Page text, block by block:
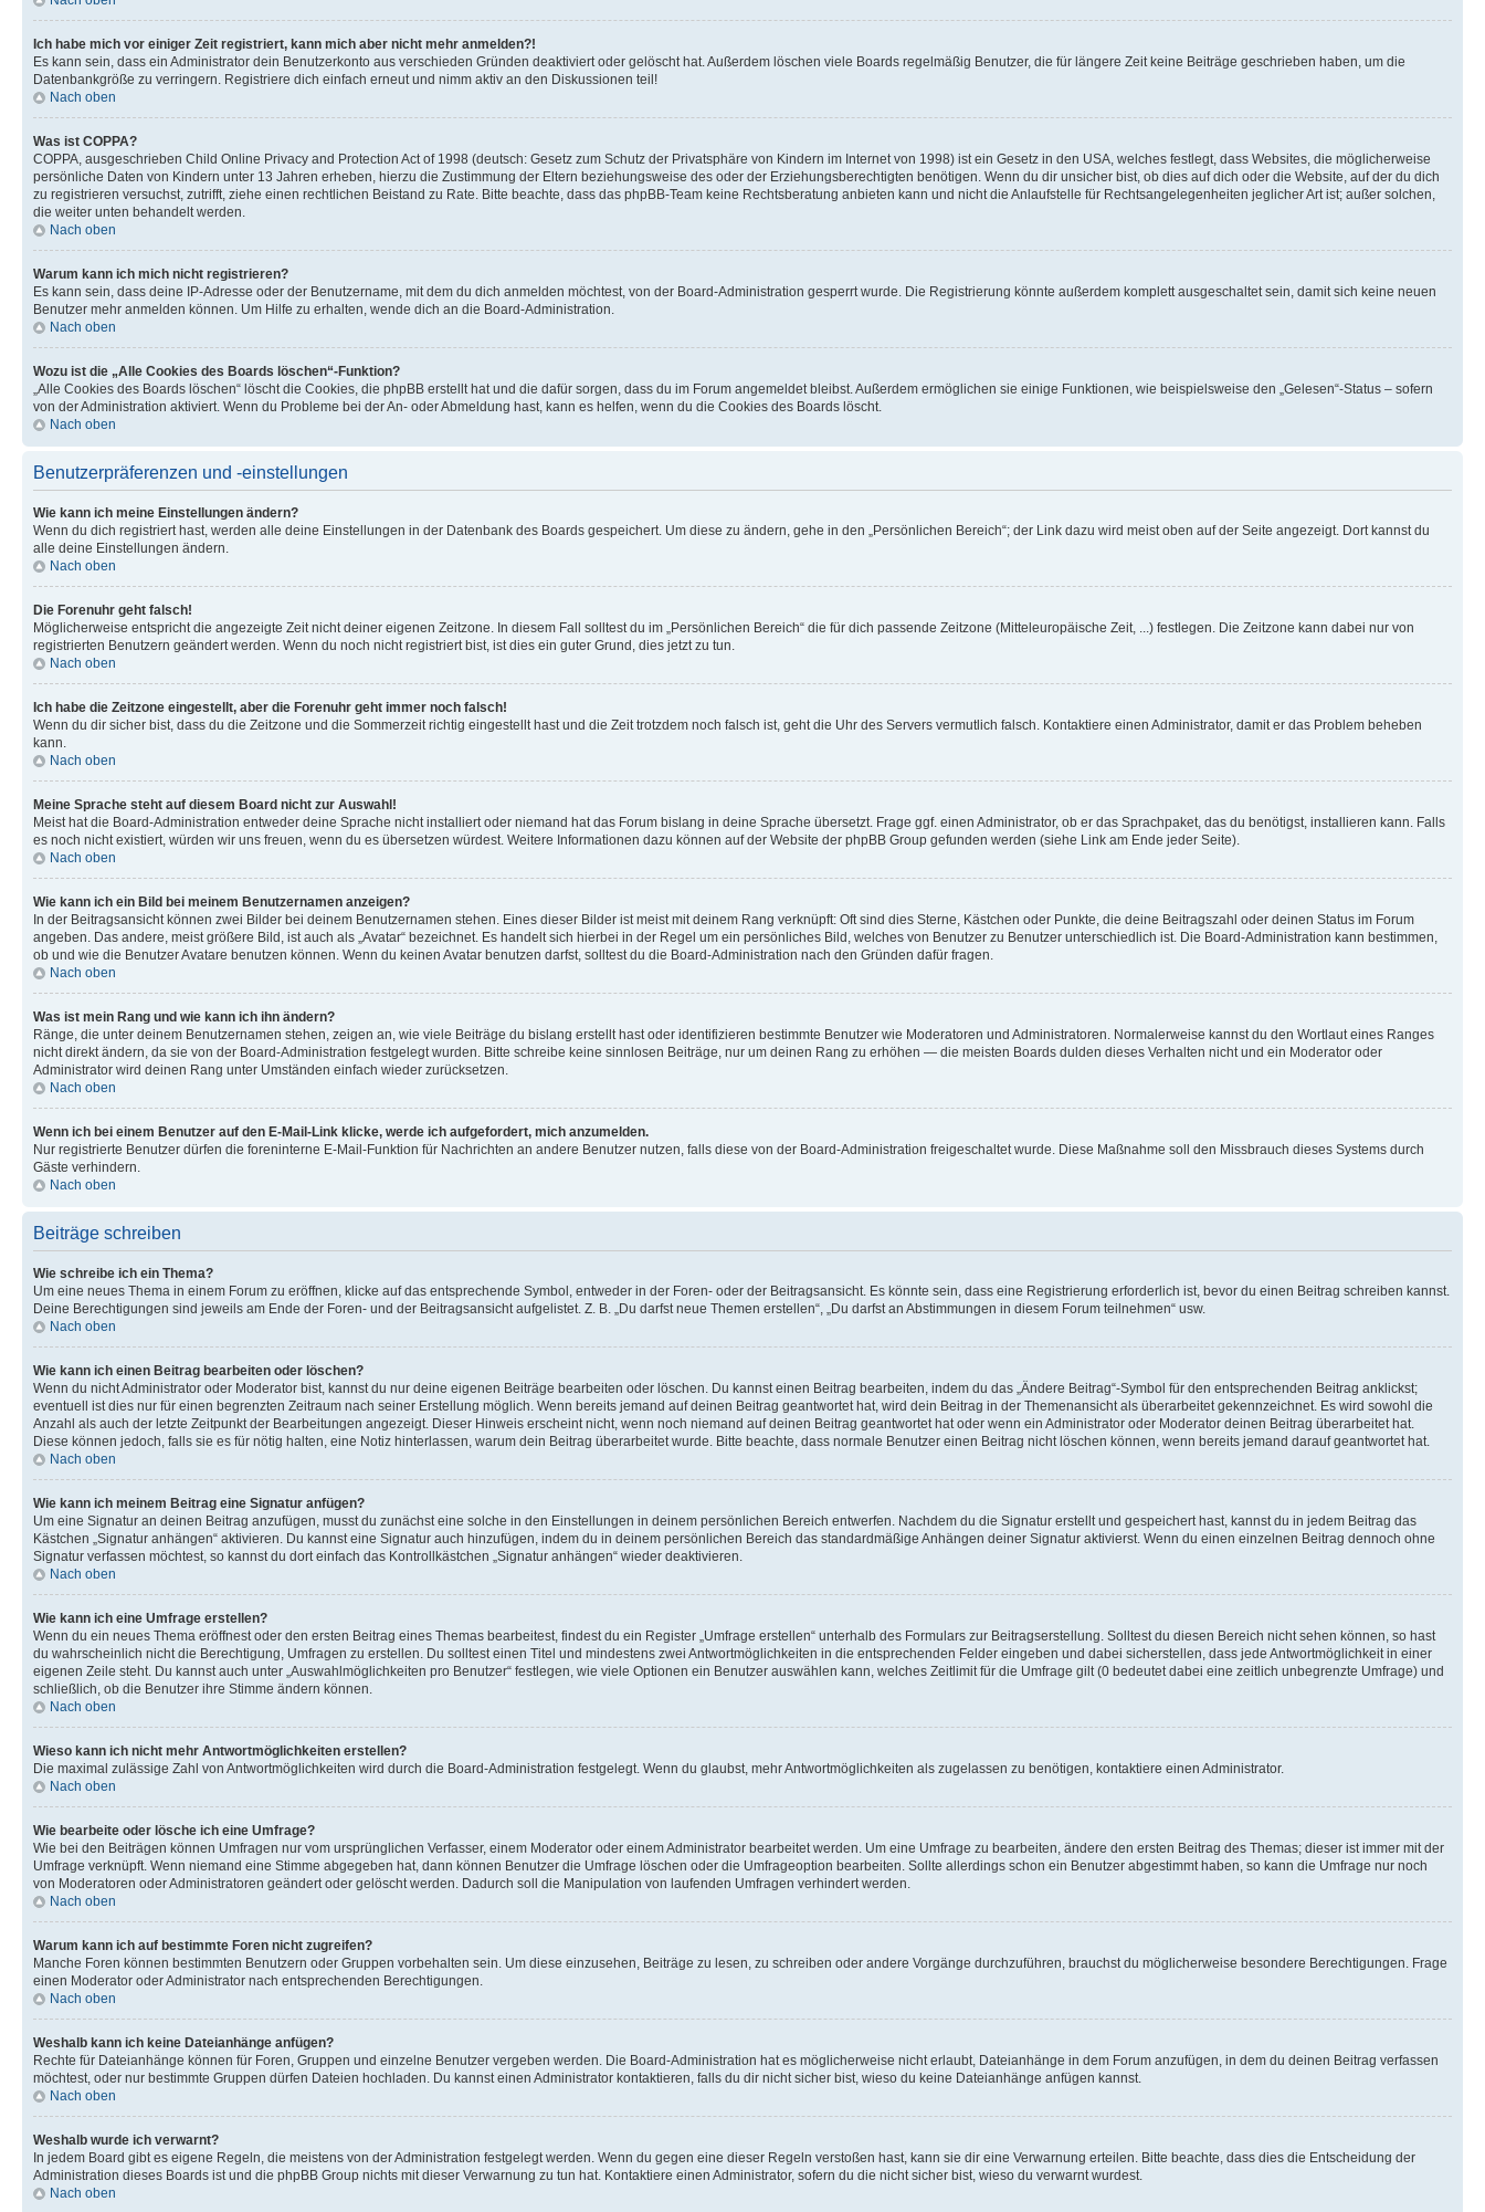
Ich habe mich vor einiger Zeit registriert, kann mich aber nicht mehr anmelden?!
Es kann sein, dass ein Administrator dein Benutzerkonto aus verschieden Gründen deaktiviert oder gelöscht hat. Außerdem löschen viele Boards regelmäßig Benutzer, die für längere Zeit keine Beiträge geschrieben haben, um die
Datenbankgröße zu verringern. Registriere dich einfach erneut und nimm aktiv an den Diskussionen teil!
Nach oben
Was ist COPPA?
COPPA, ausgeschrieben Child Online Privacy and Protection Act of 1998 (deutsch: Gesetz zum Schutz der Privatsphäre von Kindern im Internet von 1998) ist ein Gesetz in den USA, welches festlegt, dass Websites, die möglicherweise
persönliche Daten von Kindern unter 13 Jahren erheben, hierzu die Zustimmung der Eltern beziehungsweise des oder der Erziehungsberechtigten benötigen. Wenn du dir unsicher bist, ob dies auf dich oder die Website, auf der du dich
zu registrieren versuchst, zutrifft, ziehe einen rechtlichen Beistand zu Rate. Bitte beachte, dass das phpBB-Team keine Rechtsberatung anbieten kann und nicht die Anlaufstelle für Rechtsangelegenheiten jeglicher Art ist; außer solchen,
die weiter unten behandelt werden.
Nach oben
Warum kann ich mich nicht registrieren?
Es kann sein, dass deine IP-Adresse oder der Benutzername, mit dem du dich anmelden möchtest, von der Board-Administration gesperrt wurde. Die Registrierung könnte außerdem komplett ausgeschaltet sein, damit sich keine neuen
Benutzer mehr anmelden können. Um Hilfe zu erhalten, wende dich an die Board-Administration.
Nach oben
Wozu ist die „Alle Cookies des Boards löschen“-Funktion?
„Alle Cookies des Boards löschen“ löscht die Cookies, die phpBB erstellt hat und die dafür sorgen, dass du im Forum angemeldet bleibst. Außerdem ermöglichen sie einige Funktionen, wie beispielsweise den „Gelesen“-Status – sofern
von der Administration aktiviert. Wenn du Probleme bei der An- oder Abmeldung hast, kann es helfen, wenn du die Cookies des Boards löscht.
Nach oben
Benutzerpräferenzen und -einstellungen
Wie kann ich meine Einstellungen ändern?
Wenn du dich registriert hast, werden alle deine Einstellungen in der Datenbank des Boards gespeichert. Um diese zu ändern, gehe in den „Persönlichen Bereich“; der Link dazu wird meist oben auf der Seite angezeigt. Dort kannst du
alle deine Einstellungen ändern.
Nach oben
Die Forenuhr geht falsch!
Möglicherweise entspricht die angezeigte Zeit nicht deiner eigenen Zeitzone. In diesem Fall solltest du im „Persönlichen Bereich“ die für dich passende Zeitzone (Mitteleuropäische Zeit, ...) festlegen. Die Zeitzone kann dabei nur von
registrierten Benutzern geändert werden. Wenn du noch nicht registriert bist, ist dies ein guter Grund, dies jetzt zu tun.
Nach oben
Ich habe die Zeitzone eingestellt, aber die Forenuhr geht immer noch falsch!
Wenn du dir sicher bist, dass du die Zeitzone und die Sommerzeit richtig eingestellt hast und die Zeit trotzdem noch falsch ist, geht die Uhr des Servers vermutlich falsch. Kontaktiere einen Administrator, damit er das Problem beheben
kann.
Nach oben
Meine Sprache steht auf diesem Board nicht zur Auswahl!
Meist hat die Board-Administration entweder deine Sprache nicht installiert oder niemand hat das Forum bislang in deine Sprache übersetzt. Frage ggf. einen Administrator, ob er das Sprachpaket, das du benötigst, installieren kann. Falls
es noch nicht existiert, würden wir uns freuen, wenn du es übersetzen würdest. Weitere Informationen dazu können auf der Website der phpBB Group gefunden werden (siehe Link am Ende jeder Seite).
Nach oben
Wie kann ich ein Bild bei meinem Benutzernamen anzeigen?
In der Beitragsansicht können zwei Bilder bei deinem Benutzernamen stehen. Eines dieser Bilder ist meist mit deinem Rang verknüpft: Oft sind dies Sterne, Kästchen oder Punkte, die deine Beitragszahl oder deinen Status im Forum
angeben. Das andere, meist größere Bild, ist auch als „Avatar“ bezeichnet. Es handelt sich hierbei in der Regel um ein persönliches Bild, welches von Benutzer zu Benutzer unterschiedlich ist. Die Board-Administration kann bestimmen,
ob und wie die Benutzer Avatare benutzen können. Wenn du keinen Avatar benutzen darfst, solltest du die Board-Administration nach den Gründen dafür fragen.
Nach oben
Was ist mein Rang und wie kann ich ihn ändern?
Ränge, die unter deinem Benutzernamen stehen, zeigen an, wie viele Beiträge du bislang erstellt hast oder identifizieren bestimmte Benutzer wie Moderatoren und Administratoren. Normalerweise kannst du den Wortlaut eines Ranges
nicht direkt ändern, da sie von der Board-Administration festgelegt wurden. Bitte schreibe keine sinnlosen Beiträge, nur um deinen Rang zu erhöhen — die meisten Boards dulden dieses Verhalten nicht und ein Moderator oder
Administrator wird deinen Rang unter Umständen einfach wieder zurücksetzen.
Nach oben
Wenn ich bei einem Benutzer auf den E-Mail-Link klicke, werde ich aufgefordert, mich anzumelden.
Nur registrierte Benutzer dürfen die foreninterne E-Mail-Funktion für Nachrichten an andere Benutzer nutzen, falls diese von der Board-Administration freigeschaltet wurde. Diese Maßnahme soll den Missbrauch dieses Systems durch
Gäste verhindern.
Nach oben
Beiträge schreiben
Wie schreibe ich ein Thema?
Um eine neues Thema in einem Forum zu eröffnen, klicke auf das entsprechende Symbol, entweder in der Foren- oder der Beitragsansicht. Es könnte sein, dass eine Registrierung erforderlich ist, bevor du einen Beitrag schreiben kannst.
Deine Berechtigungen sind jeweils am Ende der Foren- und der Beitragsansicht aufgelistet. Z. B. „Du darfst neue Themen erstellen“, „Du darfst an Abstimmungen in diesem Forum teilnehmen“ usw.
Nach oben
Wie kann ich einen Beitrag bearbeiten oder löschen?
Wenn du nicht Administrator oder Moderator bist, kannst du nur deine eigenen Beiträge bearbeiten oder löschen. Du kannst einen Beitrag bearbeiten, indem du das „Ändere Beitrag“-Symbol für den entsprechenden Beitrag anklickst;
eventuell ist dies nur für einen begrenzten Zeitraum nach seiner Erstellung möglich. Wenn bereits jemand auf deinen Beitrag geantwortet hat, wird dein Beitrag in der Themenansicht als überarbeitet gekennzeichnet. Es wird sowohl die
Anzahl als auch der letzte Zeitpunkt der Bearbeitungen angezeigt. Dieser Hinweis erscheint nicht, wenn noch niemand auf deinen Beitrag geantwortet hat oder wenn ein Administrator oder Moderator deinen Beitrag überarbeitet hat.
Diese können jedoch, falls sie es für nötig halten, eine Notiz hinterlassen, warum dein Beitrag überarbeitet wurde. Bitte beachte, dass normale Benutzer einen Beitrag nicht löschen können, wenn bereits jemand darauf geantwortet hat.
Nach oben
Wie kann ich meinem Beitrag eine Signatur anfügen?
Um eine Signatur an deinen Beitrag anzufügen, musst du zunächst eine solche in den Einstellungen in deinem persönlichen Bereich entwerfen. Nachdem du die Signatur erstellt und gespeichert hast, kannst du in jedem Beitrag das
Kästchen „Signatur anhängen“ aktivieren. Du kannst eine Signatur auch hinzufügen, indem du in deinem persönlichen Bereich das standardmäßige Anhängen deiner Signatur aktivierst. Wenn du einen einzelnen Beitrag dennoch ohne
Signatur verfassen möchtest, so kannst du dort einfach das Kontrollkästchen „Signatur anhängen“ wieder deaktivieren.
Nach oben
Wie kann ich eine Umfrage erstellen?
Wenn du ein neues Thema eröffnest oder den ersten Beitrag eines Themas bearbeitest, findest du ein Register „Umfrage erstellen“ unterhalb des Formulars zur Beitragserstellung. Solltest du diesen Bereich nicht sehen können, so hast
du wahrscheinlich nicht die Berechtigung, Umfragen zu erstellen. Du solltest einen Titel und mindestens zwei Antwortmöglichkeiten in die entsprechenden Felder eingeben und dabei sicherstellen, dass jede Antwortmöglichkeit in einer
eigenen Zeile steht. Du kannst auch unter „Auswahlmöglichkeiten pro Benutzer“ festlegen, wie viele Optionen ein Benutzer auswählen kann, welches Zeitlimit für die Umfrage gilt (0 bedeutet dabei eine zeitlich unbegrenzte Umfrage) und
schließlich, ob die Benutzer ihre Stimme ändern können.
Nach oben
Wieso kann ich nicht mehr Antwortmöglichkeiten erstellen?
Die maximal zulässige Zahl von Antwortmöglichkeiten wird durch die Board-Administration festgelegt. Wenn du glaubst, mehr Antwortmöglichkeiten als zugelassen zu benötigen, kontaktiere einen Administrator.
Nach oben
Wie bearbeite oder lösche ich eine Umfrage?
Wie bei den Beiträgen können Umfragen nur vom ursprünglichen Verfasser, einem Moderator oder einem Administrator bearbeitet werden. Um eine Umfrage zu bearbeiten, ändere den ersten Beitrag des Themas; dieser ist immer mit der
Umfrage verknüpft. Wenn niemand eine Stimme abgegeben hat, dann können Benutzer die Umfrage löschen oder die Umfrageoption bearbeiten. Sollte allerdings schon ein Benutzer abgestimmt haben, so kann die Umfrage nur noch
von Moderatoren oder Administratoren geändert oder gelöscht werden. Dadurch soll die Manipulation von laufenden Umfragen verhindert werden.
Nach oben
Warum kann ich auf bestimmte Foren nicht zugreifen?
Manche Foren können bestimmten Benutzern oder Gruppen vorbehalten sein. Um diese einzusehen, Beiträge zu lesen, zu schreiben oder andere Vorgänge durchzuführen, brauchst du möglicherweise besondere Berechtigungen. Frage
einen Moderator oder Administrator nach entsprechenden Berechtigungen.
Nach oben
Weshalb kann ich keine Dateianhänge anfügen?
Rechte für Dateianhänge können für Foren, Gruppen und einzelne Benutzer vergeben werden. Die Board-Administration hat es möglicherweise nicht erlaubt, Dateianhänge in dem Forum anzufügen, in dem du deinen Beitrag verfassen
möchtest, oder nur bestimmte Gruppen dürfen Dateien hochladen. Du kannst einen Administrator kontaktieren, falls du dir nicht sicher bist, wieso du keine Dateianhänge anfügen kannst.
Nach oben
Weshalb wurde ich verwarnt?
In jedem Board gibt es eigene Regeln, die meistens von der Administration festgelegt werden. Wenn du gegen eine dieser Regeln verstoßen hast, kann sie dir eine Verwarnung erteilen. Bitte beachte, dass dies die Entscheidung der
Administration dieses Boards ist und die phpBB Group nichts mit dieser Verwarnung zu tun hat. Kontaktiere einen Administrator, sofern du die nicht sicher bist, wieso du verwarnt wurdest.
Nach oben